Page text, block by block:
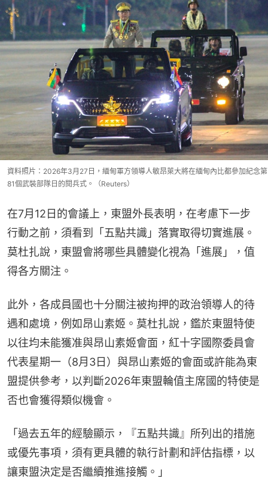
資料照片：2026年3月27日，緬甸軍方領導人敏昂萊大將在緬甸內比都參加紀念第
81個武裝部隊日的閱兵式。（Reuters）
在7月12日的會議上，東盟外長表明，在考慮下一步
行動之前，須看到「五點共識」落實取得切實進展。
莫杜扎說，東盟會將哪些具體變化視為「進展」，值
得各方關注。
此外，各成員國也十分關注被拘押的政治領導人的待
遇和處境，例如昂山素姬。莫杜扎說，鑑於東盟特使
以往均未能獲准與昂山素姬會面，紅十字國際委員會
代表星期一（8月3日）與昂山素姬的會面或許能為東
盟提供參考，以判斷2026年東盟輪值主席國的特使是
否也會獲得類似機會。
「過去五年的經驗顯示，『五點共識』所列出的措施
或優先事項，須有更具體的執行計劃和評估指標，以
讓東盟決定是否繼續推進接觸。」